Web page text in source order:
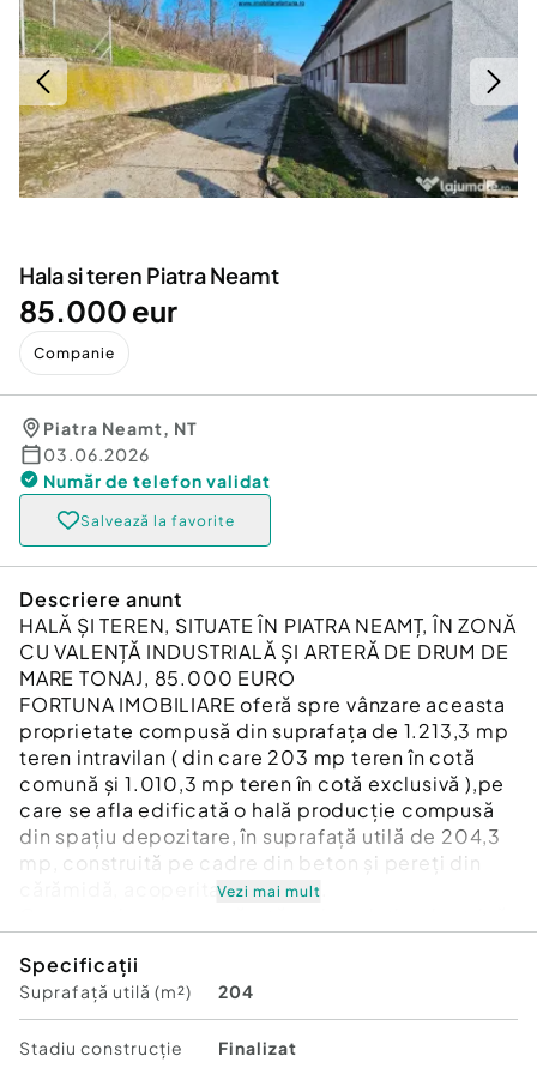
Servicii
Animale de companie
Afaceri și echipamente profesionale
Inchiriere Bunuri si Vehicule
Utilaje agricole si industriale
Piese auto si accesorii
Dacia Duster
Hala si teren Piatra Neamt
85.000 eur
Companie
Piatra Neamt, NT
03.06.2026
Număr de telefon validat
Salvează la favorite
Descriere anunt
HALĂ ȘI TEREN, SITUATE ÎN PIATRA NEAMȚ, ÎN ZONĂ
CU VALENȚĂ INDUSTRIALĂ ȘI ARTERĂ DE DRUM DE
MARE TONAJ, 85.000 EURO
FORTUNA IMOBILIARE oferă spre vânzare aceasta
proprietate compusă din suprafața de 1.213,3 mp
teren intravilan ( din care 203 mp teren în cotă
comună și 1.010,3 mp teren în cotă exclusivă ),pe
care se afla edificată o hală producție compusă
din spațiu depozitare, în suprafață utilă de 204,3
mp, construită pe cadre din beton și pereți din
cărămidă, acoperita cu azbest.
Terenul este împrejmuit, oferind acces pentru
TIRuri și mai multe locuri de parcare.
Curtea este prevăzută cu platforma betonata și
poarta mare de acces.
Vezi mai mult
Specificații
Suprafață utilă (m²) 204
Stadiu construcţie Finalizat